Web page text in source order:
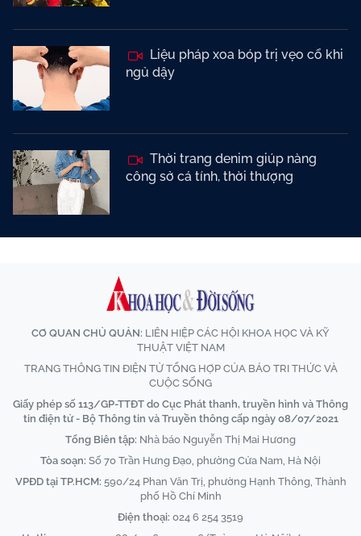
Liệu pháp xoa bóp trị vẹo cổ khi
ngủ dậy
Thời trang denim giúp nàng
công sở cá tính, thời thượng
CƠ QUAN CHỦ QUẢN: LIÊN HIỆP CÁC HỘI KHOA HỌC VÀ KỸ
THUẬT VIỆT NAM
TRANG THÔNG TIN ĐIỆN TỬ TỔNG HỢP CỦA BÁO TRI THỨC VÀ
CUỘC SỐNG
Giấy phép số 113/GP-TTĐT do Cục Phát thanh, truyền hình và Thông
tin điện tử - Bộ Thông tin và Truyền thông cấp ngày 08/07/2021
Tổng Biên tập: Nhà báo Nguyễn Thị Mai Hương
Tòa soạn: Số 70 Trần Hưng Đạo, phường Cửa Nam, Hà Nội
VPĐD tại TP.HCM: 590/24 Phan Văn Trị, phường Hạnh Thông, Thành
phố Hồ Chí Minh
Điện thoại: 024 6 254 3519